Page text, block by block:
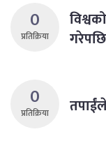
0
प्रतिक्रिया
0
प्रतिक्रिया